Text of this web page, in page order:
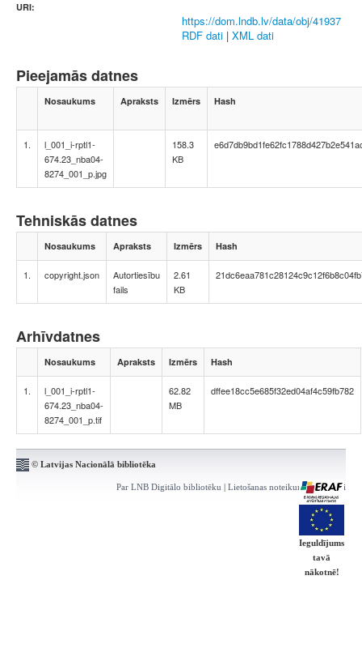
URI:
https://dom.lndb.lv/data/obj/41937
RDF dati | XML dati
Pieejamās datnes
Nosaukums Apraksts Izmērs Hash
1.
l_001_i-rptl1-
674.23_nba04-
8274_001_p.jpg
158.3
KB
Tehniskās datnes
Nosaukums Apraksts Izmērs Hash
1. copyright.json
Autortiesību
fails
2.61
KB
Arhīvdatnes
Nosaukums Apraksts Izmērs Hash
1.
l_001_i-rptl1-
674.23_nba04-
8274_001_p.tif
62.82
MB
dffee18cc5e685f32ed04af4c59fb782
© Latvijas Nacionālā bibliotēka
Par LNB Digitālo bibliotēku | Lietošanas noteikumi | Kontakti
Ieguldījums
tavā
nākotnē!